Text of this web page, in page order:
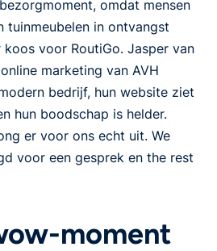
omdat mensen
tuinmeubelen in ontvangst
koos voor RoutiGo. Jasper van
marketing van AVH
bedrijf, hun website ziet
hun boodschap is helder.
er voor ons echt uit. We
voor een gesprek en the rest
moment